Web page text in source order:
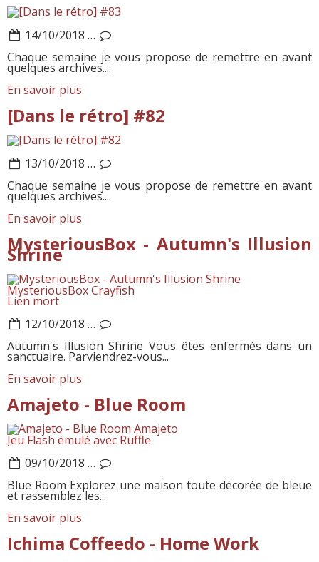
14/10/2018 …
Chaque semaine je vous propose de remettre en avant
quelques archives....
En savoir plus
[Dans le rétro] #82
13/10/2018 …
Chaque semaine je vous propose de remettre en avant
quelques archives....
En savoir plus
MysteriousBox - Autumn's Illusion
Shrine
MysteriousBox Crayfish
Lien mort
12/10/2018 …
Autumn's Illusion Shrine Vous êtes enfermés dans un
sanctuaire. Parviendrez-vous...
En savoir plus
Amajeto - Blue Room
Amajeto
Jeu Flash émulé avec Ruffle
09/10/2018 …
Blue Room Explorez une maison toute décorée de bleue
et rassemblez les...
En savoir plus
Ichima Coffeedo - Home Work